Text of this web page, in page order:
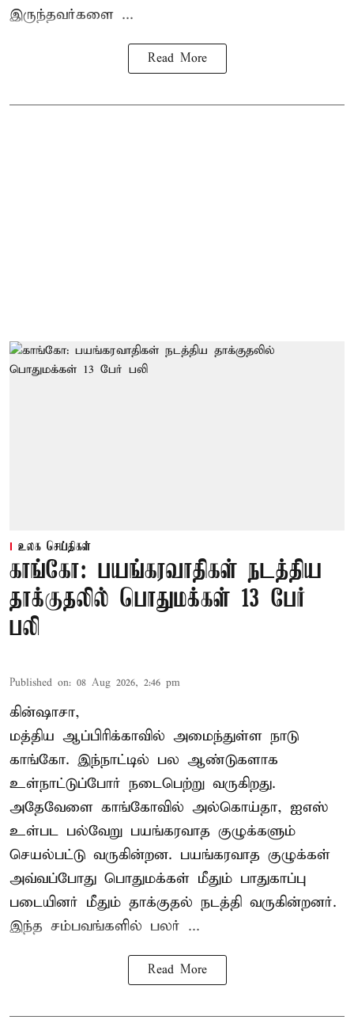
இருந்தவர்களை ...
Read More
உலக செய்திகள்
காங்கோ: பயங்கரவாதிகள் நடத்திய
தாக்குதலில் பொதுமக்கள் 13 பேர்
பலி
Published on: 08 Aug 2026, 2:46 pm
கின்ஷாசா,
மத்திய ஆப்பிரிக்காவில் அமைந்துள்ள நாடு
காங்கோ. இந்நாட்டில் பல ஆண்டுகளாக
உள்நாட்டுப்போர் நடைபெற்று வருகிறது.
அதேவேளை காங்கோவில் அல்கொய்தா, ஐஎஸ்
உள்பட பல்வேறு பயங்கரவாத குழுக்களும்
செயல்பட்டு வருகின்றன. பயங்கரவாத குழுக்கள்
அவ்வப்போது பொதுமக்கள் மீதும் பாதுகாப்பு
படையினர் மீதும் தாக்குதல் நடத்தி வருகின்றனர்.
இந்த சம்பவங்களில் பலர் ...
Read More